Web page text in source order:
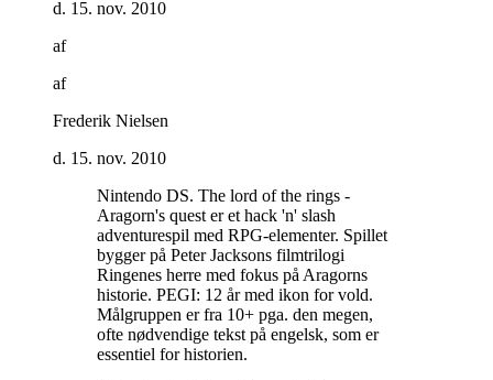
d. 15. nov. 2010
af
af
Frederik Nielsen
d. 15. nov. 2010
Nintendo DS. The lord of the rings -
Aragorn's quest er et hack 'n' slash
adventurespil med RPG-elementer. Spillet
bygger på Peter Jacksons filmtrilogi
Ringenes herre med fokus på Aragorns
historie. PEGI: 12 år med ikon for vold.
Målgruppen er fra 10+ pga. den megen,
ofte nødvendige tekst på engelsk, som er
essentiel for historien.